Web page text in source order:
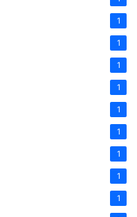
1
1
1
1
1
1
1
1
1